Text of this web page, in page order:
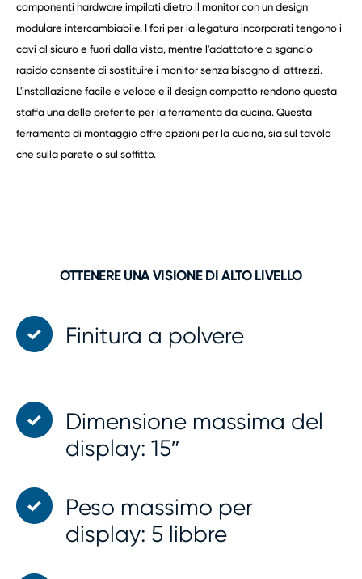
componenti hardware impilati dietro il monitor con un design
modulare intercambiabile. I fori per la legatura incorporati tengono i
cavi al sicuro e fuori dalla vista, mentre l'adattatore a sgancio
rapido consente di sostituire i monitor senza bisogno di attrezzi.
L'installazione facile e veloce e il design compatto rendono questa
staffa una delle preferite per la ferramenta da cucina. Questa
ferramenta di montaggio offre opzioni per la cucina, sia sul tavolo
che sulla parete o sul soffitto.
OTTENERE UNA VISIONE DI ALTO LIVELLO
Finitura a polvere
Dimensione massima del
display: 15″
Peso massimo per
display: 5 libbre